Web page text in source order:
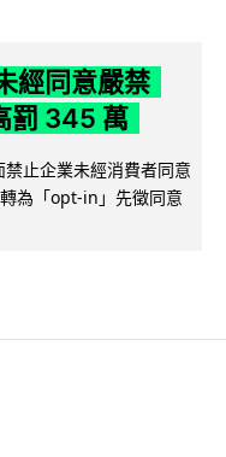
經同意嚴禁
罰 345 萬
止企業未經消費者同意
為「opt-in」先徵同意